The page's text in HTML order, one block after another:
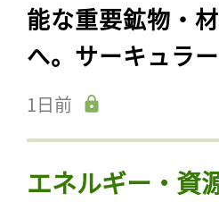
能な重要鉱物・
へ。サーキュラ
1日前
エネルギー・資